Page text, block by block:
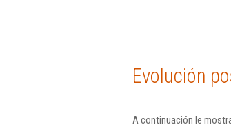
Evolución
A continuación le